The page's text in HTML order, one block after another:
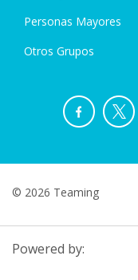
Personas Mayores
Otros Grupos
© 2026 Teaming
Powered by: